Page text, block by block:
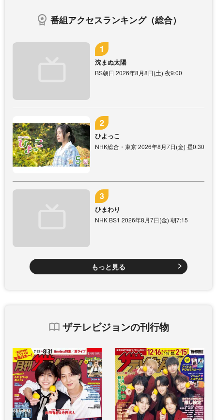
番組アクセスランキング（総合）
沈まぬ太陽
BS朝日 2026年8月8日(土) 夜9:00
ひよっこ
NHK総合・東京 2026年8月7日(金) 昼0:30
ひまわり
NHK BS1 2026年8月7日(金) 朝7:15
もっと見る
ザテレビジョンの刊行物